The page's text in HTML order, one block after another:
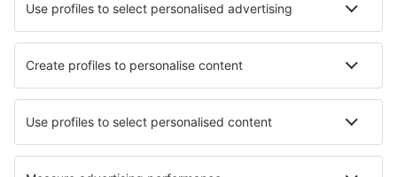
Cele mai bune hoteluri - orașe
Hoteluri în Ituren Hoteluri în Ahrensbök
Hoteluri în Thoury Hoteluri în Khor Fakkan
Hoteluri în Mettmann Hoteluri în Lubliniec